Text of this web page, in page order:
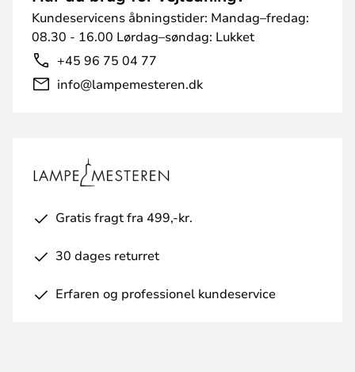
Kundeservicens åbningstider: Mandag–fredag:
08.30 - 16.00 Lørdag–søndag: Lukket
+45 96 75 04 77
info@lampemesteren.dk
Gratis fragt fra 499,-kr.
30 dages returret
Erfaren og professionel kundeservice